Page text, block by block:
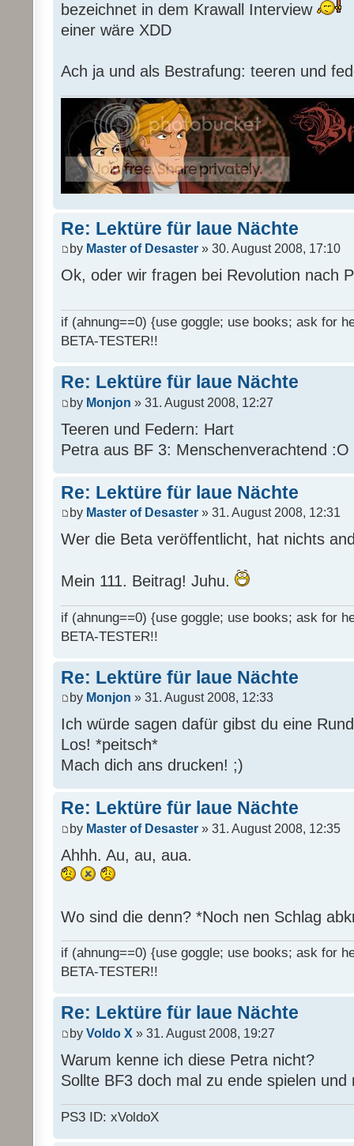
bezeichnet in dem Krawall Interview
einer wäre XDD
Ach ja und als Bestrafung: teeren und
Re: Lektüre für laue Nächte
by Master of Desaster » 30. August 2008, 17:10
Ok, oder wir fragen bei Revolution nach
if (ahnung==0) {use goggle; use books; ask for
BETA-TESTER!!
Re: Lektüre für laue Nächte
by Monjon » 31. August 2008, 12:27
Teeren und Federn: Hart
Petra aus BF 3: Menschenverachtend :O
Re: Lektüre für laue Nächte
by Master of Desaster » 31. August 2008, 12:31
Wer die Beta veröffentlicht, hat nichts
Mein 111. Beitrag! Juhu.
if (ahnung==0) {use goggle; use books; ask for
BETA-TESTER!!
Re: Lektüre für laue Nächte
by Monjon » 31. August 2008, 12:33
Ich würde sagen dafür gibst du eine
Los! *peitsch*
Mach dich ans drucken! ;)
Re: Lektüre für laue Nächte
by Master of Desaster » 31. August 2008, 12:35
Ahhh. Au, au, aua.
Wo sind die denn? *Noch nen Schlag
if (ahnung==0) {use goggle; use books; ask for
BETA-TESTER!!
Re: Lektüre für laue Nächte
by Voldo X » 31. August 2008, 19:27
Warum kenne ich diese Petra nicht?
Sollte BF3 doch mal zu ende spielen
PS3 ID: xVoldoX